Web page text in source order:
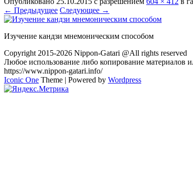
← Предыдущее Следующее →
Изучение кандзи мнемоническим способом
Copyright 2015-2026 Nippon-Gatari @All rights reserved
Любое использование либо копирование материалов
https://www.nippon-gatari.info/
Iconic One Theme | Powered by Wordpress